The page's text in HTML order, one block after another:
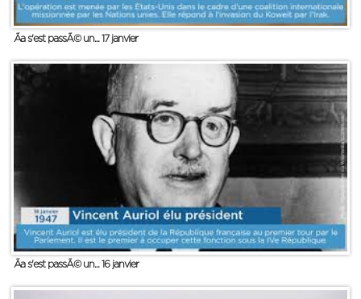
Ãa s'est passÃ© un... 17 janvier
Ãa s'est passÃ© un... 16 janvier